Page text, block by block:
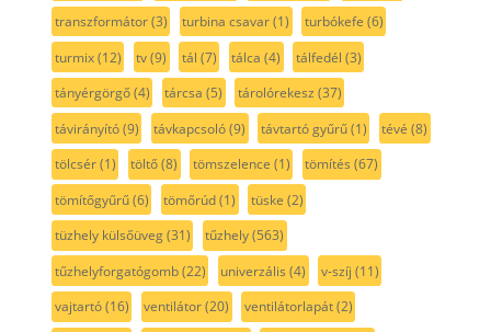
transzformátor(3) turbina csavar(1) turbókefe (6)
turmix(12) tv(9) tál (7) tálca (4) tálfedél (3)
tányérgörgő(4) tárcsa (5) tárolórekesz (37)
távirányító(9) távkapcsoló(9) távtartó gyűrű(1) tévé (8)
tölcsér(1) töltő(8) tömszelence (1) tömítés (67)
tömítőgyűrű(6) tömőrúd(1) tüske (2)
tüzhely külsőüveg(31) tűzhely(563)
tűzhelyforgatógomb(22) univerzális (4) v-szíj (11)
vajtartó(16) ventilátor(20) ventilátorlapát(2)